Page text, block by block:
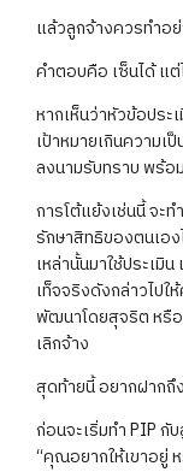
แล้วลูกจ้างควรทำอย่
คำตอบคือ เซ็นได้ แ
หากเห็นว่าหัวข้อปร
เป้าหมายเกินความเ
ลงนามรับทราบ พร้อ
การโต้แย้งเช่นนี้ จะ
รักษาสิทธิของตนเอง
เหล่านั้นมาใช้ประเมิ
เท็จจริงดังกล่าวไป
พัฒนาโดยสุจริต หรื
เลิกจ้าง
สุดท้ายนี้ อยากฝากถึ
ก่อนจะเริ่มทำ PIP กั
“คุณอยากให้เขาอยู่